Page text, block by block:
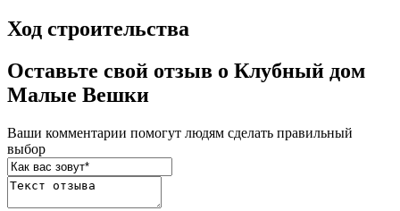
Ход строительства
Оставьте свой отзыв о Клубный дом
Малые Вешки
Ваши комментарии помогут людям сделать правильный
выбор